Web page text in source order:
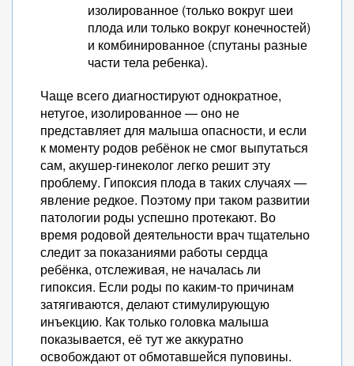
изолированное (только вокруг шеи
плода или только вокруг конечностей)
и комбинированное (спутаны разные
части тела ребенка).
Чаще всего диагностируют однократное,
нетугое, изолированное — оно не
представляет для малыша опасности, и если
к моменту родов ребёнок не смог выпутаться
сам, акушер-гинеколог легко решит эту
проблему. Гипоксия плода в таких случаях —
явление редкое. Поэтому при таком развитии
патологии роды успешно протекают. Во
время родовой деятельности врач тщательно
следит за показаниями работы сердца
ребёнка, отслеживая, не началась ли
гипоксия. Если роды по каким-то причинам
затягиваются, делают стимулирующую
инъекцию. Как только головка малыша
показывается, её тут же аккуратно
освобождают от обмотавшейся пуповины.